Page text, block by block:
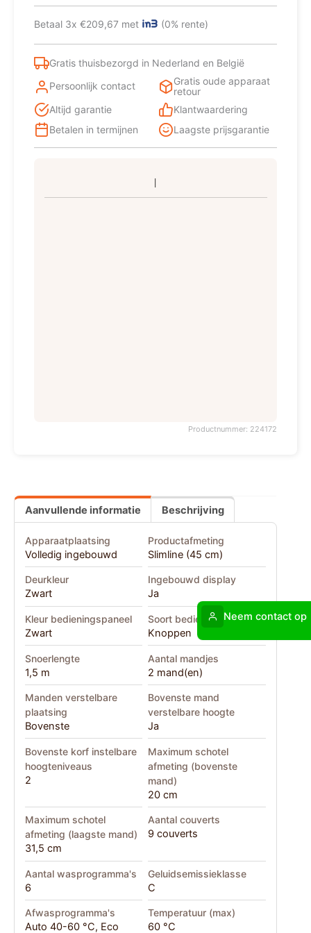
9
couverts
E
aantal
Betaal 3x €209,67 met (0% rente)
Gratis thuisbezorgd in Nederland en België
Persoonlijk contact
Gratis oude apparaat
retour
Altijd garantie
Klantwaardering
Betalen in termijnen
Laagste prijsgarantie
Productnummer: 224172
Aanvullende informatie Beschrijving
Apparaatplaatsing
Volledig ingebouwd
Productafmeting
Slimline (45 cm)
Deurkleur
Zwart
Ingebouwd display
Ja
Kleur bedieningspaneel
Zwart
Soort bediening
Knoppen
Snoerlengte
1,5 m
Aantal mandjes
2 mand(en)
Manden verstelbare
plaatsing
Bovenste
Bovenste mand
verstelbare hoogte
Ja
Bovenste korf instelbare
hoogteniveaus
2
Maximum schotel
afmeting (bovenste
mand)
20 cm
Maximum schotel
afmeting (laagste mand)
31,5 cm
Aantal couverts
9 couverts
Aantal wasprogramma's
6
Geluidsemissieklasse
C
Afwasprogramma's
Auto 40-60 °C, Eco
Temperatuur (max)
60 °C
Neem contact op